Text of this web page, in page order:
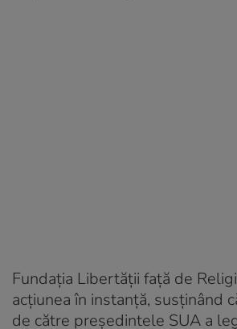
Fundaţia Libertăţii faţă de
acţiunea în instanţă, susţinând
de către preşedintele SUA a